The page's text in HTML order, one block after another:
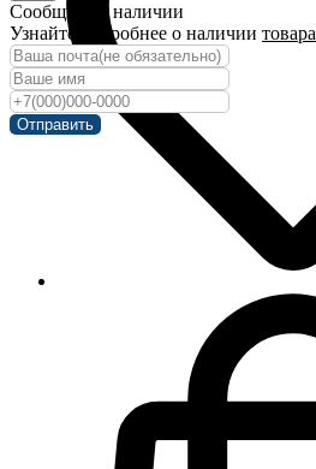
Сообщить о наличии
Узнайте подробнее о наличии товара
Отправить